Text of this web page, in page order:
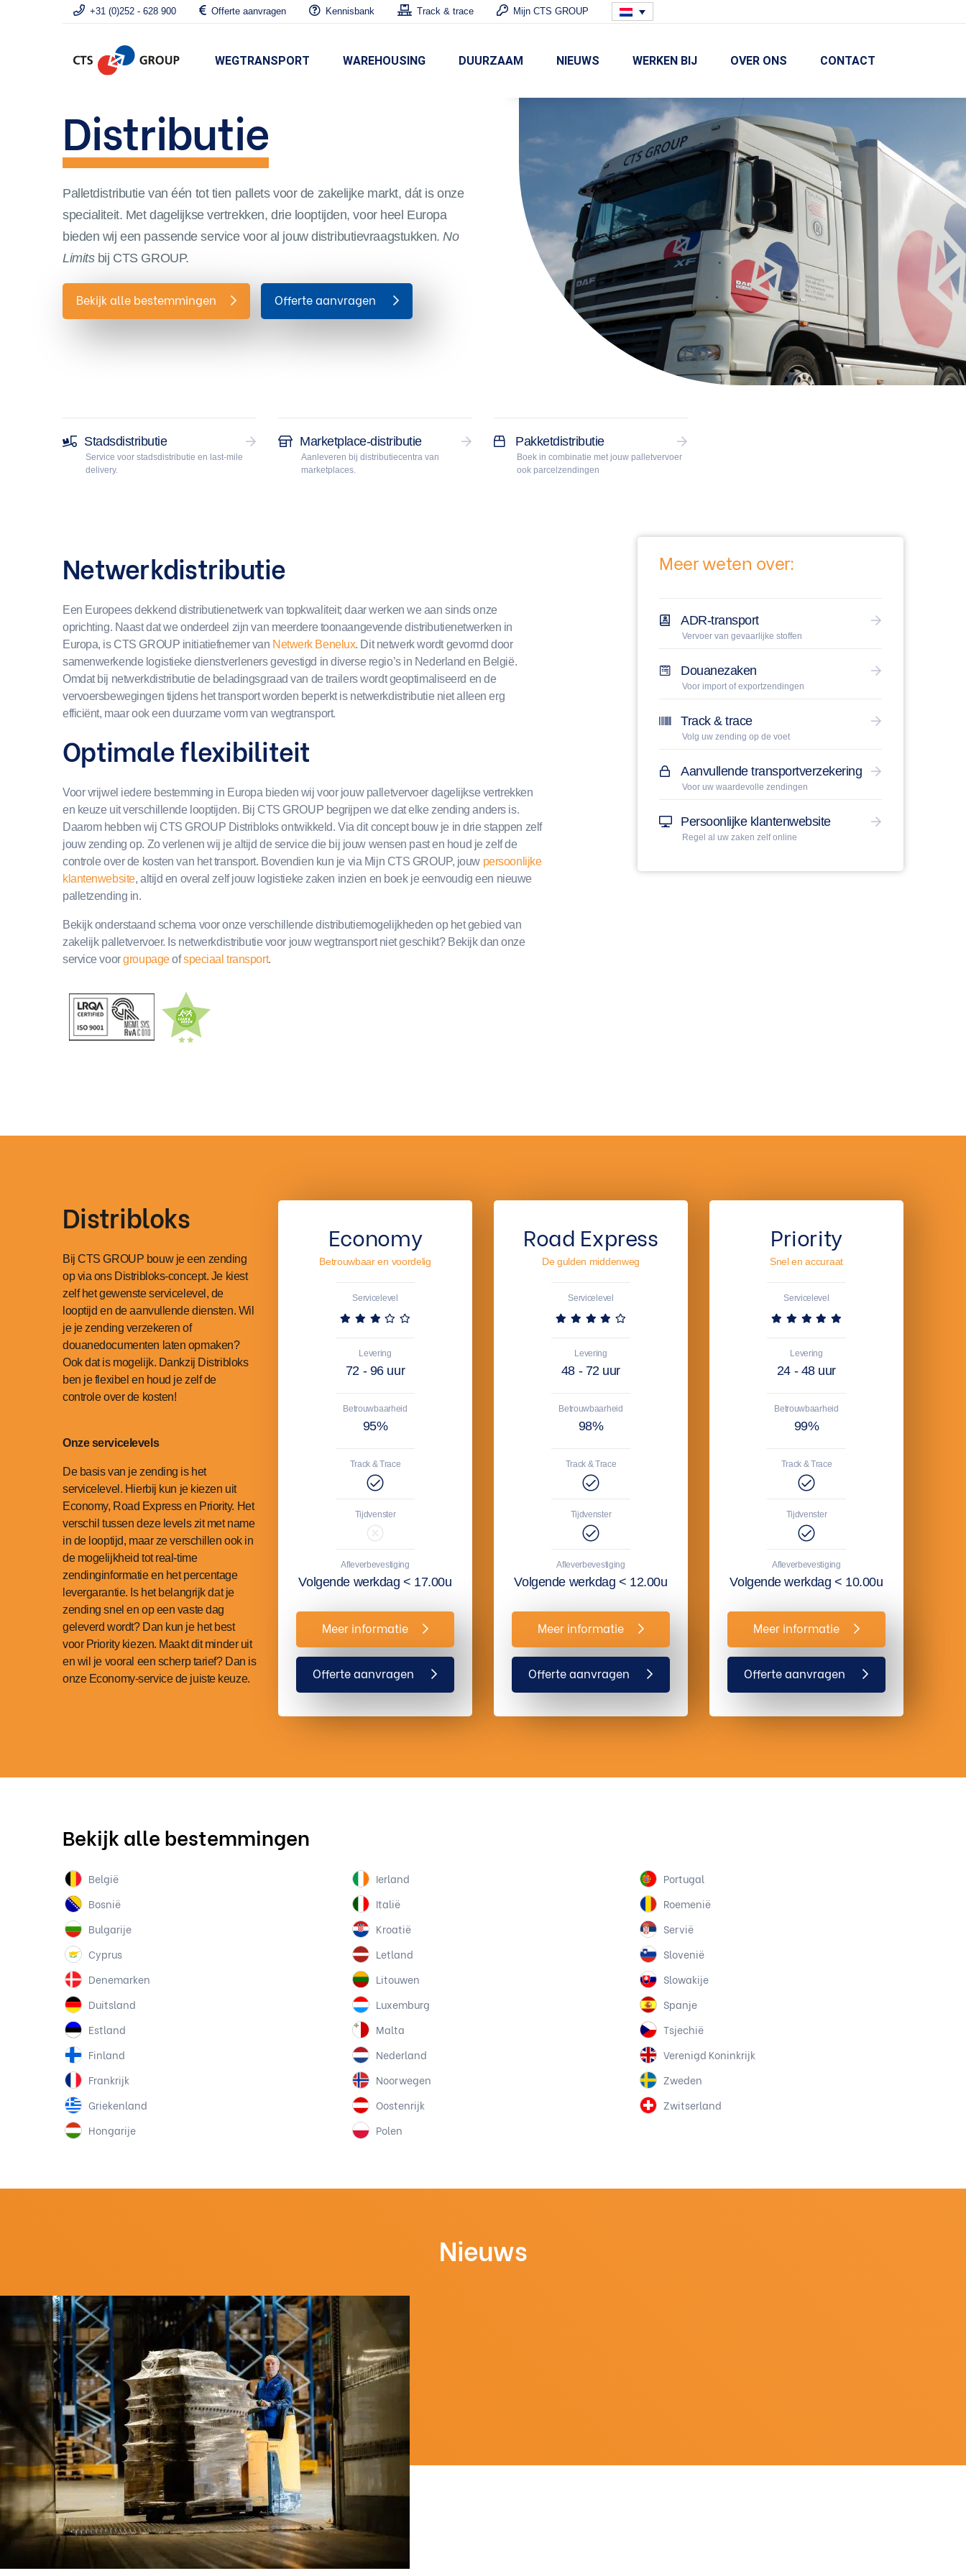
+31 (0)252 - 628 900 Offerte aanvragen Kennisbank Track & trace Mijn CTS GROUP
WEGTRANSPORT WAREHOUSING DUURZAAM NIEUWS WERKEN BIJ OVER ONS CONTACT
Distributie
Palletdistributie van één tot tien pallets voor de zakelijke markt, dát is onze
specialiteit. Met dagelijkse vertrekken, drie looptijden, voor heel Europa
bieden wij een passende service voor al jouw distributievraagstukken.No
Limitsbij CTS GROUP.
Bekijk alle bestemmingen Offerte aanvragen
Stadsdistributie
Service voor stadsdistributie en last-mile
delivery.
Marketplace-distributie
Aanleveren bij distributiecentra van
marketplaces.
Pakketdistributie
Boek in combinatie met jouw palletvervoer
ook parcelzendingen
Netwerkdistributie
Een Europees dekkend distributienetwerk van topkwaliteit; daar werken we aan sinds onze
oprichting. Naast dat we onderdeel zijn van meerdere toonaangevende distributienetwerken in
Europa, is CTS GROUP initiatiefnemer van Netwerk Benelux. Dit netwerk wordt gevormd door
samenwerkende logistieke dienstverleners gevestigd in diverse regio’s in Nederland en België.
Omdat bij netwerkdistributie de beladingsgraad van de trailers wordt geoptimaliseerd en de
vervoersbewegingen tijdens het transport worden beperkt is netwerkdistributie niet alleen erg
efficiënt, maar ook een duurzame vorm van wegtransport.
Optimale flexibiliteit
Voor vrijwel iedere bestemming in Europa bieden wij voor jouw palletvervoer dagelijkse vertrekken
en keuze uit verschillende looptijden. Bij CTS GROUP begrijpen we dat elke zending anders is.
Daarom hebben wij CTS GROUP Distribloks ontwikkeld. Via dit concept bouw je in drie stappen zelf
jouw zending op. Zo verlenen wij je altijd de service die bij jouw wensen past en houd je zelf de
controle over de kosten van het transport. Bovendien kun je via Mijn CTS GROUP, jouw persoonlijke
klantenwebsite, a ltijd en overal zelf jouw logistieke zaken inzien en boek je eenvoudig een nieuwe
palletzending in.
Bekijk onderstaand schema voor onze verschillende distributiemogelijkheden op het gebied van
zakelijk palletvervoer. Is netwerkdistributie voor jouw wegtransport niet geschikt? Bekijk dan onze
service voorgroupageofspeciaal transport.
Meer weten over:
ADR-transport
Vervoer van gevaarlijke stoffen
Douanezaken
Voor import of exportzendingen
Track & trace
Volg uw zending op de voet
Aanvullende transportverzekering
Voor uw waardevolle zendingen
Persoonlijke klantenwebsite
Regel al uw zaken zelf online
Distribloks
Bij CTS GROUP bouw je een zending
op via ons Distribloks-concept. Je kiest
zelf het gewenste servicelevel, de
looptijd en de aanvullende diensten. Wil
je je zending verzekeren of
douanedocumenten laten opmaken?
Ook dat is mogelijk. Dankzij Distribloks
ben je flexibel en houd je zelf de
controle over de kosten!
Onze servicelevels
De basis van je zending is het
servicelevel. Hierbij kun je kiezen uit
Economy, Road Express en Priority. Het
verschil tussen deze levels zit met name
in de looptijd, maar ze verschillen ook in
de mogelijkheid tot real-time
zendinginformatie en het percentage
levergarantie. Is het belangrijk dat je
zending snel en op een vaste dag
geleverd wordt? Dan kun je het best
voor Priority kiezen. Maakt dit minder uit
en wil je vooral een scherp tarief? Dan is
onze Economy-service de juiste keuze.
Economy
Betrouwbaar en voordelig
Servicelevel
Levering
72 - 96 uur
Betrouwbaarheid
95%
Track & Trace
Tijdvenster
Afleverbevestiging
Volgende werkdag < 17.00u
Meer informatie
Offerte aanvragen
Road Express
De gulden middenweg
Servicelevel
Levering
48 - 72 uur
Betrouwbaarheid
98%
Track & Trace
Tijdvenster
Afleverbevestiging
Volgende werkdag < 12.00u
Meer informatie
Offerte aanvragen
Priority
Snel en accuraat
Servicelevel
Levering
24 - 48 uur
Betrouwbaarheid
99%
Track & Trace
Tijdvenster
Afleverbevestiging
Volgende werkdag < 10.00u
Meer informatie
Offerte aanvragen
Bekijk alle bestemmingen
België
Bosnië
Bulgarije
Cyprus
Denemarken
Duitsland
Estland
Finland
Frankrijk
Griekenland
Hongarije
Ierland
Italië
Kroatië
Letland
Litouwen
Luxemburg
Malta
Nederland
Noorwegen
Oostenrijk
Polen
Portugal
Roemenië
Servië
Slovenië
Slowakije
Spanje
Tsjechië
Verenigd Koninkrijk
Zweden
Zwitserland
Nieuws